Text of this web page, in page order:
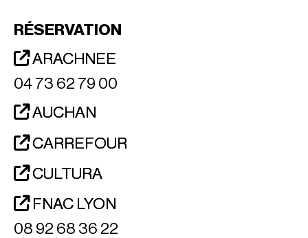
RÉSERVATION
ARACHNEE
04 73 62 79 00
AUCHAN
CARREFOUR
CULTURA
FNAC LYON
08 92 68 36 22